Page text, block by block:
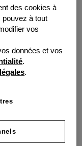
avance à
santé —
se retrouvent
rester à la
?
agilité et
des cookies à
pouvez à tout
vos
données et vos
.
.